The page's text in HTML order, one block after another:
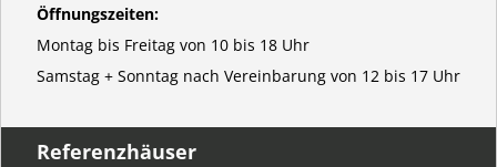
Öffnungszeiten:
Montag bis Freitag von 10 bis 18 Uhr
Samstag + Sonntag nach Vereinbarung von 12 bis 17 Uhr
Referenzhäuser